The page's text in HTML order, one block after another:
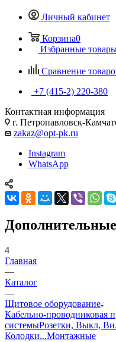
Личный кабинет
Корзина0
Избранные
Сравнение
+7 (415-2) 220-380
Контактная информация
г. Петропавловск-
zakaz@opt-pk.ru
Instagram
WhatsApp
4
Главная
—
Каталог
—
Щитовое оборудование
Кабельно-проводниковая
системыРозетки, Выкл,
Колодки...Монтажные